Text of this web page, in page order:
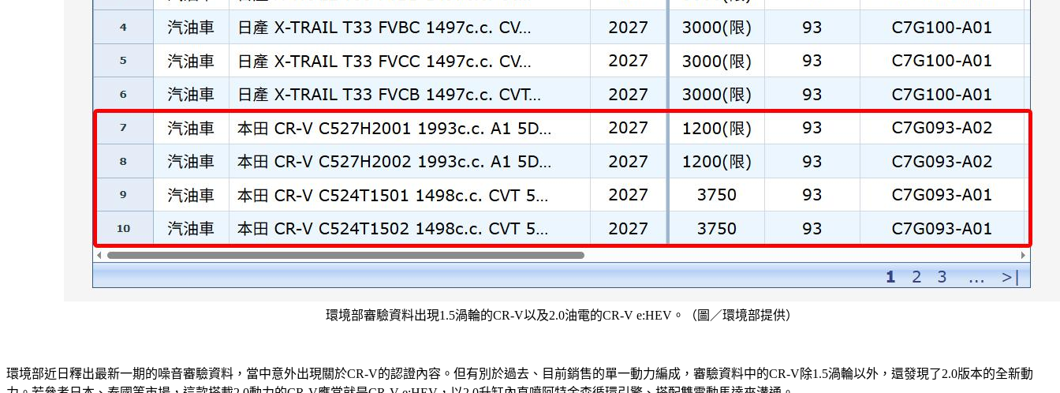
環境部審驗資料出現1.5渦輪的CR-V以及2.0油電的CR-V e:HEV。（圖／環境部提供）
環境部近日釋出最新一期的噪音審驗資料，當中意外出現關於CR-V的認證內容。但有別於過去、目前銷售的單一動力編成，審驗資料中的CR-V除1.5渦輪以外，還發現了2.0版本的全新動